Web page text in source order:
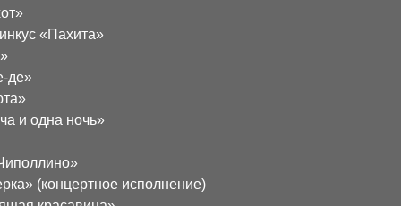
«Пахита»
де»
и одна ночь»
(концертное исполнение)